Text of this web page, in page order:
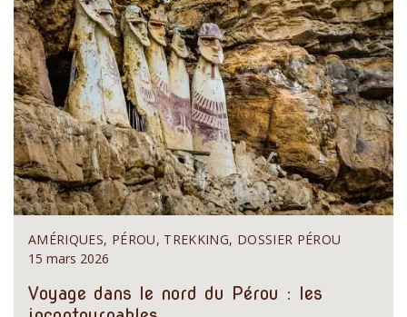
AMÉRIQUES, PÉROU, TREKKING, DOSSIER PÉROU
15 mars 2026
Voyage dans le nord du Pérou : les